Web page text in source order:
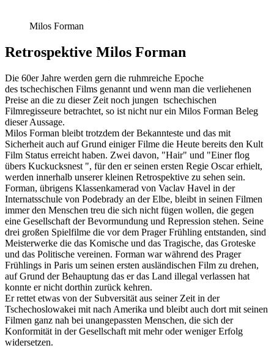
Milos Forman
Retrospektive Milos Forman
Die 60er Jahre werden gern die ruhmreiche Epoche
des tschechischen Films genannt und wenn man die verliehenen
Preise an die zu dieser Zeit noch jungen tschechischen
Filmregisseure betrachtet, so ist nicht nur ein Milos Forman Beleg
dieser Aussage.
Milos Forman bleibt trotzdem der Bekannteste und das mit
Sicherheit auch auf Grund einiger Filme die Heute bereits den Kult
Film Status erreicht haben. Zwei davon, "Hair" und "Einer flog
übers Kuckucksnest ", für den er seinen ersten Regie Oscar erhielt,
werden innerhalb unserer kleinen Retrospektive zu sehen sein.
Forman, übrigens Klassenkamerad von Vaclav Havel in der
Internatsschule von Podebrady an der Elbe, bleibt in seinen Filmen
immer den Menschen treu die sich nicht fügen wollen, die gegen
eine Gesellschaft der Bevormundung und Repression stehen. Seine
drei großen Spielfilme die vor dem Prager Frühling entstanden, sind
Meisterwerke die das Komische und das Tragische, das Groteske
und das Politische vereinen. Forman war während des Prager
Frühlings in Paris um seinen ersten ausländischen Film zu drehen,
auf Grund der Behauptung das er das Land illegal verlassen hat
konnte er nicht dorthin zurück kehren.
Er rettet etwas von der Subversität aus seiner Zeit in der
Tschechoslowakei mit nach Amerika und bleibt auch dort mit seinen
Filmen ganz nah bei unangepassten Menschen, die sich der
Konformität in der Gesellschaft mit mehr oder weniger Erfolg
widersetzen.